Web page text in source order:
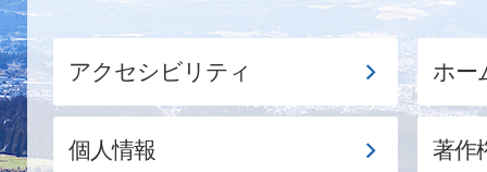
アクセシビリティ ホー
個人情報 著作